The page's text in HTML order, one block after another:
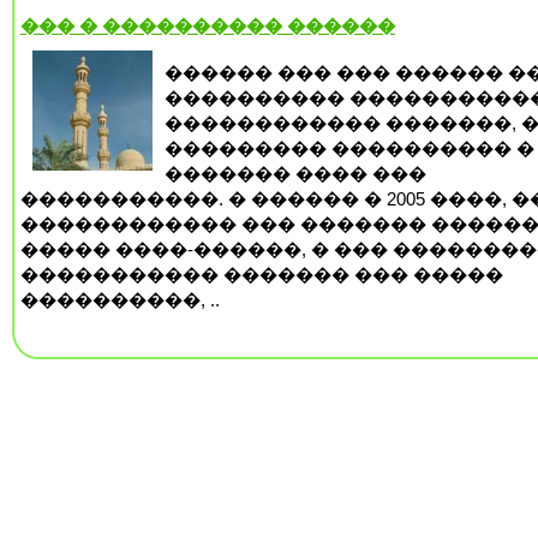
��� � ���������� ������
������ ��� ��� ������
����������
������������ �������,
��������� ���������� �
������� ���� ���
�����������. � ������ � 2005 ����,
������������ ��� ������� ������
����� ����-������, � ���
����������� ������� ��� �����
����������, ..